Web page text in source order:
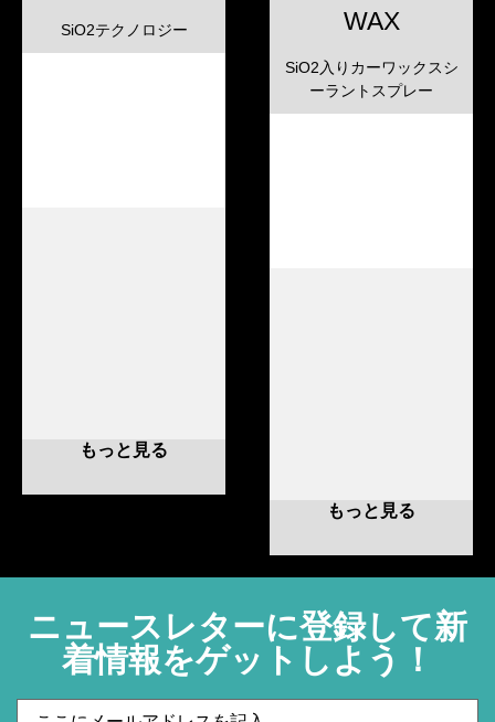
SiO2テクノロジー
もっと見る
WAX
SiO2入りカーワックスシ
ーラントスプレー
もっと見る
ニュースレターに登録して新
着情報をゲットしよう！